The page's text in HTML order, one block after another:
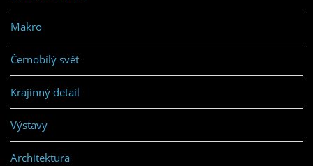
Makro
Černobílý svět
Krajinný detail
Výstavy
Architektura